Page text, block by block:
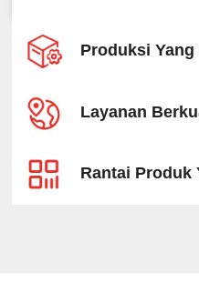
Produksi Yang
Layanan
Rantai Produk